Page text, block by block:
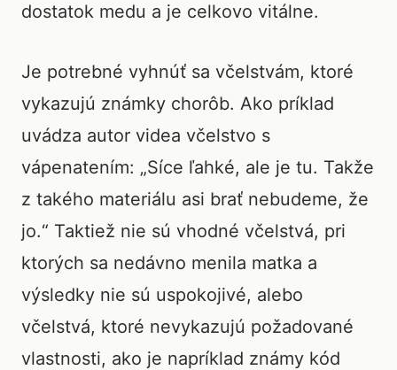
dostatok medu a je celkovo vitálne.
Je potrebné vyhnúť sa včelstvám, ktoré
vykazujú známky chorôb. Ako príklad
uvádza autor videa včelstvo s
vápenatením: „Síce ľahké, ale je tu. Takže
z takého materiálu asi brať nebudeme, že
jo.“ Taktiež nie sú vhodné včelstvá, pri
ktorých sa nedávno menila matka a
výsledky nie sú uspokojivé, alebo
včelstvá, ktoré nevykazujú požadované
vlastnosti, ako je napríklad známy kód